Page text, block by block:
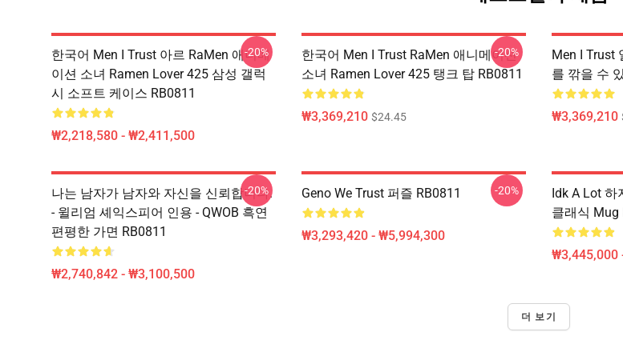
한국어 Men I Trust 아르 RaMen 애니메
이션 소녀 Ramen Lover 425 삼성 갤럭
시 소프트 케이스 RB0811
₩2,218,580 - ₩2,411,500
-20%
한국어 Men I Trust RaMen 애니메이션
소녀 Ramen Lover 425 탱크 탑 RB0811
₩3,369,210 $24.45
-20%
Men I Trust
를 깎을 수
₩3,369,210
나는 남자가 남자와 자신을 신뢰합니다.
- 윌리엄 셰익스피어 인용 - QWOB 흑연
편평한 가면 RB0811
₩2,740,842 - ₩3,100,500
-20% Geno We Trust 퍼즐 RB0811
₩3,293,420 - ₩5,994,300
-20%
Idk A Lot 하
클래식 Mug
₩3,445,000
더 보기